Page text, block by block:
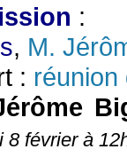
:
, M.
:
8 février à